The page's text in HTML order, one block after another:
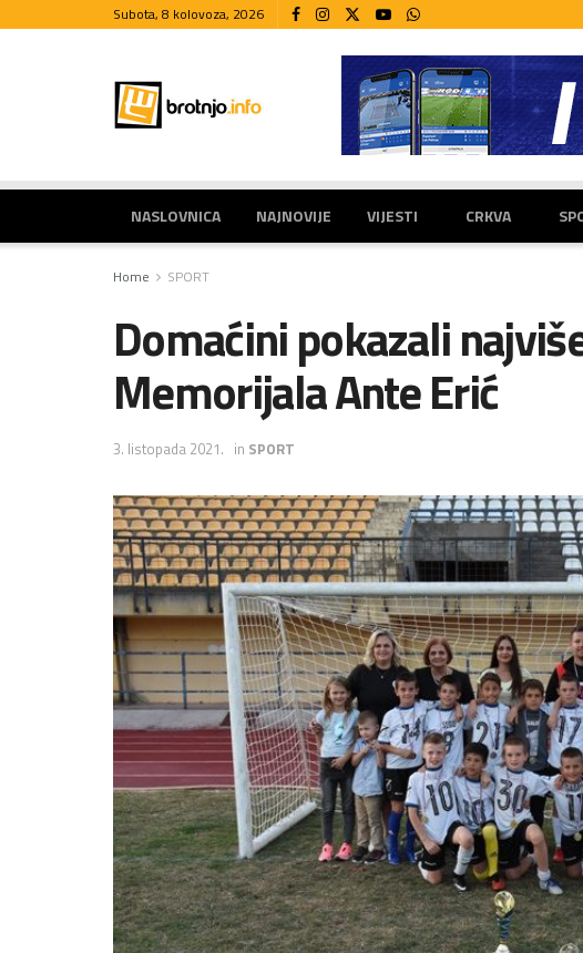
Subota, 8 kolovoza, 2026
NASLOVNICA NAJNOVIJE VIJESTI CRKVA
Home SPORT
Domaćini pokazali
Memorijala Ante Erić
3. listopada 2021. in SPORT